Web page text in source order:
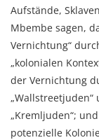
Aufstände,
Mbembe sagen,
Vernichtung“
„kolonialen
der Vernichtung
„Kremljuden“;
potenzielle